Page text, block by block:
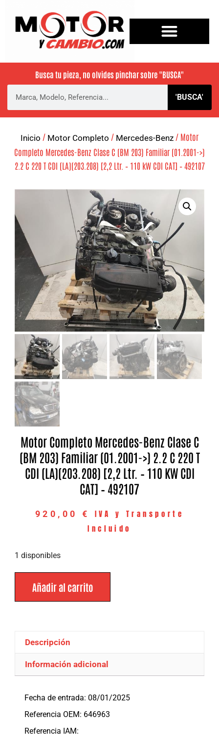
Busca tu pieza, no olvides pinchar sobre "BUSCA"
'BUSCA'
Inicio / Motor Completo / Mercedes-Benz / Motor
Completo Mercedes-Benz Clase C (BM 203) Familiar (01.2001->)
2.2 C 220 T CDI (LA)(203.208) [2,2 Ltr. – 110 kW CDI CAT] – 492107
Motor Completo Mercedes-Benz Clase C
(BM 203) Familiar (01.2001->) 2.2 C 220 T
CDI (LA)(203.208) [2,2 Ltr. – 110 KW CDI
CAT] – 492107
920,00 €
IVA y Transporte
Incluido
1 disponibles
Añadir al carrito
Descripción
Información adicional
Fecha de entrada: 08/01/2025
Referencia OEM: 646963
Referencia IAM: